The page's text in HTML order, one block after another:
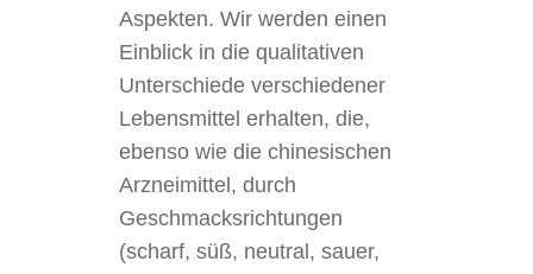
Aspekten. Wir werden einen
Einblick in die qualitativen
Unterschiede verschiedener
Lebensmittel erhalten, die,
ebenso wie die chinesischen
Arzneimittel, durch
Geschmacksrichtungen
(scharf, süß, neutral, sauer,